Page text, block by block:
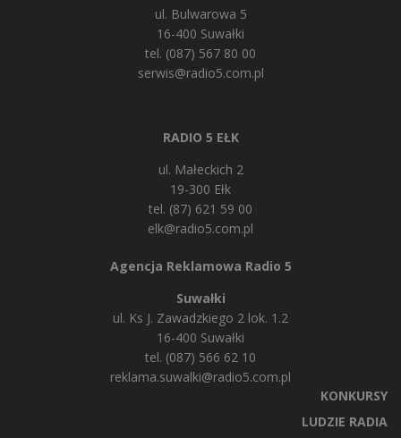
ul. Bulwarowa 5
16-400 Suwałki
tel. (087) 567 80 00
serwis@radio5.com.pl
RADIO 5 EŁK
ul. Małeckich 2
19-300 Ełk
tel. (87) 621 59 00
elk@radio5.com.pl
Agencja Reklamowa Radio 5
Suwałki
ul. Ks J. Zawadzkiego 2 lok. 1.2
16-400 Suwałki
tel. (087) 566 62 10
reklama.suwalki@radio5.com.pl
KONKURSY
LUDZIE RADIA